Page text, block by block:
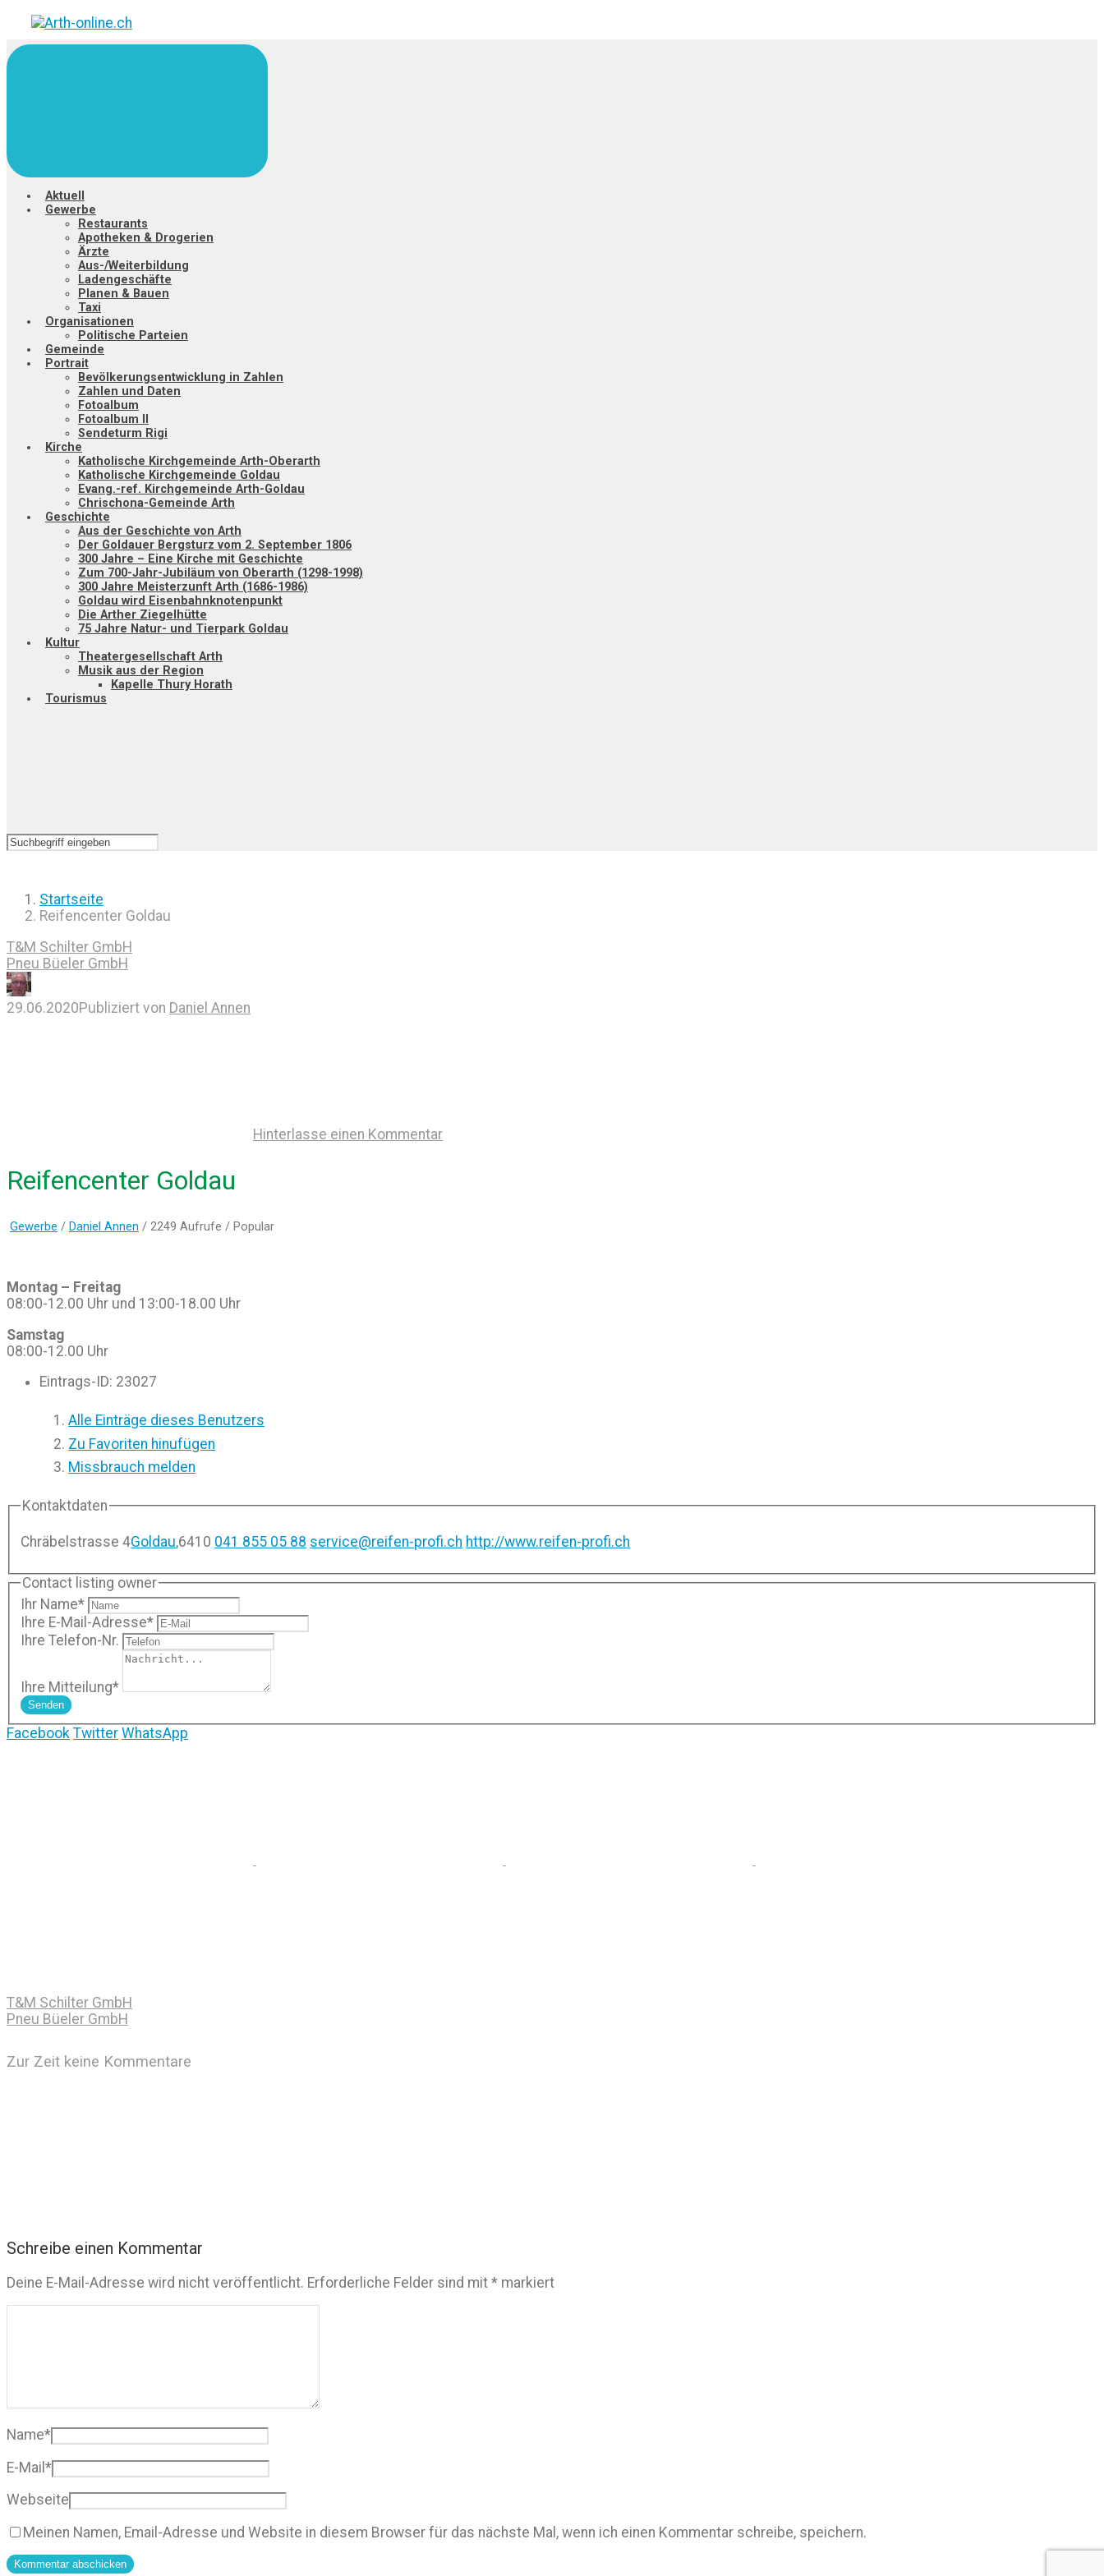
Zum
Hauptinhalt
springen
Aktuell
Gewerbe
Restaurants
Apotheken & Drogerien
Ärzte
Aus-/Weiterbildung
Ladengeschäfte
Planen & Bauen
Taxi
Organisationen
Politische Parteien
Gemeinde
Portrait
Bevölkerungsentwicklung in Zahlen
Zahlen und Daten
Fotoalbum
Fotoalbum II
Sendeturm Rigi
Kirche
Katholische Kirchgemeinde Arth-Oberarth
Katholische Kirchgemeinde Goldau
Evang.-ref. Kirchgemeinde Arth-Goldau
Chrischona-Gemeinde Arth
Geschichte
Aus der Geschichte von Arth
Der Goldauer Bergsturz vom 2. September 1806
300 Jahre – Eine Kirche mit Geschichte
Zum 700-Jahr-Jubiläum von Oberarth (1298-1998)
300 Jahre Meisterzunft Arth (1686-1986)
Goldau wird Eisenbahnknotenpunkt
Die Arther Ziegelhütte
75 Jahre Natur- und Tierpark Goldau
Kultur
Theatergesellschaft Arth
Musik aus der Region
Kapelle Thury Horath
Tourismus
Startseite
Reifencenter Goldau
T&M Schilter GmbH
Pneu Büeler GmbH
29.06.2020Publiziert von Daniel Annen
Hinterlasse einen Kommentar
Reifencenter Goldau
Gewerbe / Daniel Annen / 2249 Aufrufe / Popular
Montag – Freitag
08:00-12.00 Uhr und 13:00-18.00 Uhr
Samstag
08:00-12.00 Uhr
Eintrags-ID: 23027
Alle Einträge dieses Benutzers
Zu Favoriten hinufügen
Missbrauch melden
Kontaktdaten
Chräbelstrasse 4Goldau,6410 041 855 05 88 service@reifen-profi.ch http://www.reifen-profi.ch
Contact listing owner
Ihr Name*
Ihre E-Mail-Adresse*
Ihre Telefon-Nr.
Ihre Mitteilung*
Senden
Facebook Twitter WhatsApp
T&M Schilter GmbH
Pneu Büeler GmbH
Zur Zeit keine Kommentare
Schreibe einen Kommentar
Deine E-Mail-Adresse wird nicht veröffentlicht. Erforderliche Felder sind mit * markiert
Name*
E-Mail *
Webseite
Meinen Namen, Email-Adresse und Website in diesem Browser für das nächste Mal, wenn ich einen Kommentar schreibe, speichern.